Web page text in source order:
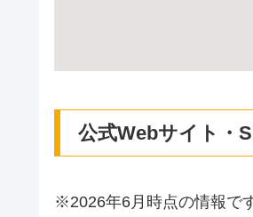
公式Webサイト・
※2026年6月時点の情報で